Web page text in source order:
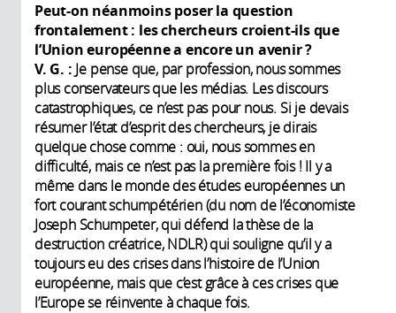
Peut-on néanmoins poser la question
frontalement : les chercheurs croient-ils que
l’Union européenne a encore un avenir ?
V. G. : Je pense que, par profession, nous sommes
plus conservateurs que les médias. Les discours
catastrophiques, ce n’est pas pour nous. Si je devais
résumer l’état d’esprit des chercheurs, je dirais
quelque chose comme : oui, nous sommes en
difficulté, mais ce n’est pas la première fois ! Il y a
même dans le monde des études européennes un
fort courant schumpétérien (du nom de l’économiste
Joseph Schumpeter, qui défend la thèse de la
destruction créatrice, NDLR) qui souligne qu’il y a
toujours eu des crises dans l’histoire de l’Union
européenne, mais que c’est grâce à ces crises que
l’Europe se réinvente à chaque fois.